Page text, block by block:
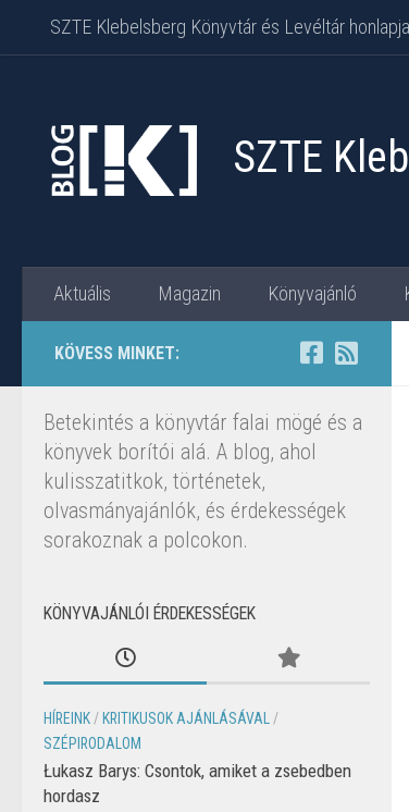
Skip to content
SZTE Klebelsberg Könyvtár és Levéltár honlapja
SZTE
Aktuális Magazin Könyvajánló
KÖVESS MINKET:
Betekintés a könyvtár falai mögé és a
könyvek borítói alá. A blog, ahol
kulisszatitkok, történetek,
olvasmányajánlók, és érdekességek
sorakoznak a polcokon.
KÖNYVAJÁNLÓI ÉRDEKESSÉGEK
HÍREINK / KRITIKUSOK AJÁNLÁSÁVAL
/
SZÉPIRODALOM
Łukasz Barys: Csontok, amiket a zsebedben
hordasz